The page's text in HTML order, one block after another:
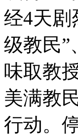
经4天剧
级教民”
味取教
美满教
行动。